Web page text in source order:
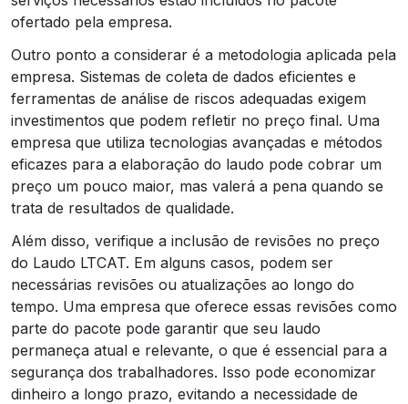
ofertado pela empresa.
Outro ponto a considerar é a metodologia aplicada pela
empresa. Sistemas de coleta de dados eficientes e
ferramentas de análise de riscos adequadas exigem
investimentos que podem refletir no preço final. Uma
empresa que utiliza tecnologias avançadas e métodos
eficazes para a elaboração do laudo pode cobrar um
preço um pouco maior, mas valerá a pena quando se
trata de resultados de qualidade.
Além disso, verifique a inclusão de revisões no preço
do Laudo LTCAT. Em alguns casos, podem ser
necessárias revisões ou atualizações ao longo do
tempo. Uma empresa que oferece essas revisões como
parte do pacote pode garantir que seu laudo
permaneça atual e relevante, o que é essencial para a
segurança dos trabalhadores. Isso pode economizar
dinheiro a longo prazo, evitando a necessidade de